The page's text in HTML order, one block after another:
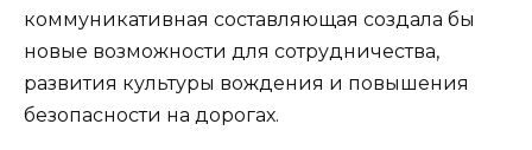
коммуникативная составляющая создала бы
новые возможности для сотрудничества,
развития культуры вождения и повышения
безопасности на дорогах.